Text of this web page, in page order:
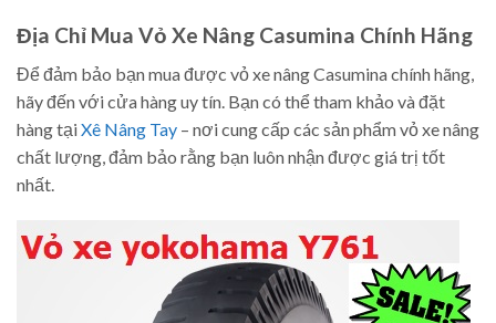
Địa Chỉ Mua Vỏ Xe Nâng Casumina Chính Hãng
Để đảm bảo bạn mua được vỏ xe nâng Casumina chính hãng,
hãy đến với cửa hàng uy tín. Bạn có thể tham khảo và đặt
hàng tạiXê Nâng Tay – nơi cung cấp các sản phẩm vỏ xe nâng
chất lượng, đảm bảo rằng bạn luôn nhận được giá trị tốt
nhất.